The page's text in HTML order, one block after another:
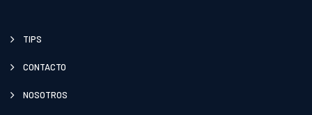
TIPS
CONTACTO
NOSOTROS